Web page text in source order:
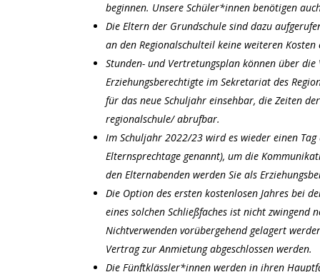
beginnen. Unsere Schüler*innen benötigen
Die Eltern der Grundschule sind dazu
an den Regionalschulteil keine weiteren Kosten
Stunden- und Vertretungsplan können über
Erziehungsberechtigte im Sekretariat des
für das neue Schuljahr einsehbar, die Zeiten
regionalschule/abrufbar.
Im Schuljahr 2022/23 wird es wieder einen
Elternsprechtage genannt), um die
den Elternabenden werden Sie als
Die Option des ersten kostenlosen Jahres bei
eines solchen Schließfaches ist nicht
Nichtverwenden vorübergehend gelagert
Vertrag zur Anmietung abgeschlossen werden.
Die Fünftklässler*innen werden in ihren